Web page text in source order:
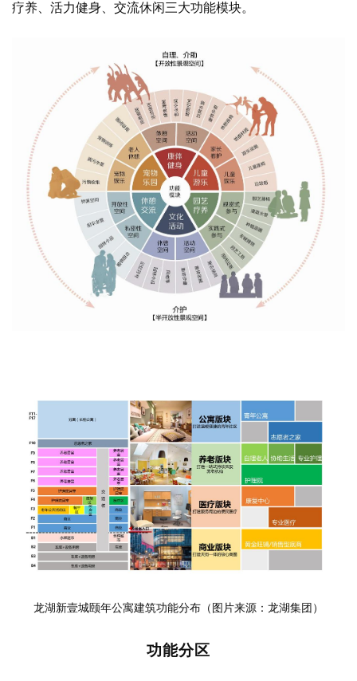
疗养、活力健身、交流休闲三大功能模块。
龙湖新壹城颐年公寓建筑功能分布（图片来源：龙湖集团）
功能分区